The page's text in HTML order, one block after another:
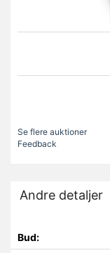
Se flere auktioner
Feedback
Andre detaljer
Bud: